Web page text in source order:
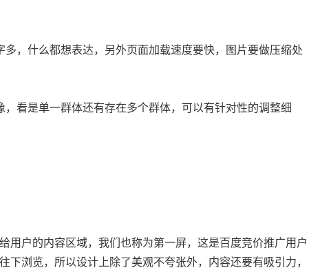
，什么都想表达，另外页面加载速度要快，图片要做压缩处
看是单一群体还有存在多个群体，可以有针对性的调整细
用户的内容区域，我们也称为第一屏，这是百度竞价推广用户
浏览，所以设计上除了美观不夸张外，内容还要有吸引力，